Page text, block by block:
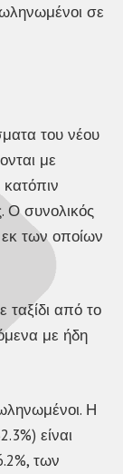
σε
του νέου
με
Ο συνολικός
των οποίων
ταξίδι από το
με ήδη
Η
είναι
των